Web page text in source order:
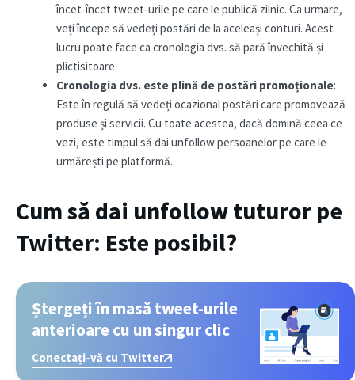
încet-încet tweet-urile pe care le publică zilnic. Ca urmare,
veți începe să vedeți postări de la aceleași conturi. Acest
lucru poate face ca cronologia dvs. să pară învechită și
plictisitoare.
Cronologia dvs. este plină de postări promoționale:
Este în regulă să vedeți ocazional postări care promovează
produse și servicii. Cu toate acestea, dacă domină ceea ce
vezi, este timpul să dai unfollow persoanelor pe care le
urmărești pe platformă.
Cum să dai unfollow tuturor pe
Twitter: Este posibil?
Ștergeți în masă tweet-urile
anterioare cu un singur clic
Conectați-vă cu Twitter